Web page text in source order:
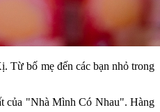
Từ bố mẹ đến các bạn nhỏ trong
của "Nhà Mình Có Nhau". Hàng